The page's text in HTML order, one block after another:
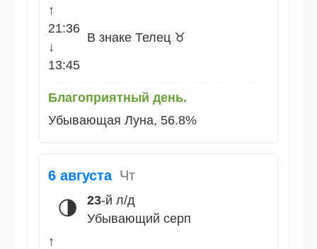
↑
21:36
↓
13:45
В знаке Телец ♉
Благоприятный день.
Убывающая Луна, 56.8%
6 августа Чт
🌗 23-й л/д
Убывающий серп
↑